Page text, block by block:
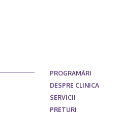
PROGRAMĂRI
DESPRE CLINICA
SERVICII
PRETURI